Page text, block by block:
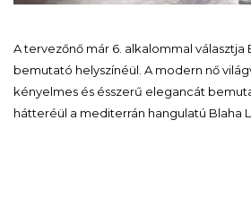
A tervezőnő már 6. alkalommal
bemutató helyszínéül. A modern nő
kényelmes és ésszerű elegancát
hátteréül a mediterrán hangulatú Blaha